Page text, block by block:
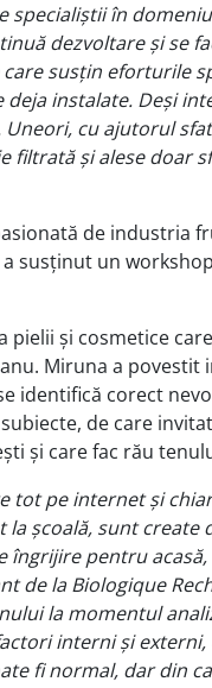
specialiștii în
dezvoltare și se
susțin eforturile
instalate. Deși
cu ajutorul
filtrată și alese doar
de industria
susținut un
și cosmetice
Miruna a povestit
identifică corect
de care
și care fac rău
tot pe internet și chiar
la școală, sunt create
îngrijire pentru
de la Biologique
la momentul
interni și externi,
fi normal, dar din